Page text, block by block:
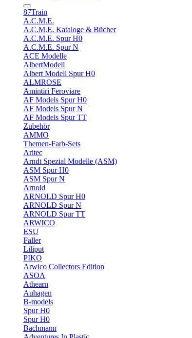
87Train
A.C.M.E.
A.C.M.E. Kataloge & Bücher
A.C.M.E. Spur H0
A.C.M.E. Spur N
ACE Modelle
AlbertModell
Albert Modell Spur H0
ALMROSE
Amintiri Feroviare
AF Models Spur H0
AF Models Spur N
AF Models Spur TT
Zubehör
AMMO
Themen-Farb-Sets
Aritec
Arndt Spezial Modelle (ASM)
ASM Spur H0
ASM Spur N
Arnold
ARNOLD Spur H0
ARNOLD Spur N
ARNOLD Spur TT
ARWICO
ESU
Faller
Liliput
PIKO
Arwico Collectors Edition
ASOA
Athearn
Auhagen
B-models
Spur H0
Spur H0
Bachmann